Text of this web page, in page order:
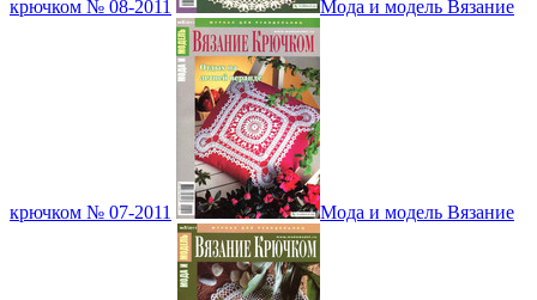
крючком № 08-2011 Мода и модель Вязание
крючком № 07-2011 Мода и модель Вязание